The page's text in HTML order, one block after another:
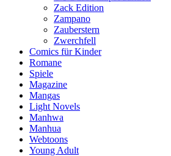
Zack Edition
Zampano
Zauberstern
Zwerchfell
Comics für Kinder
Romane
Spiele
Magazine
Mangas
Light Novels
Manhwa
Manhua
Webtoons
Young Adult